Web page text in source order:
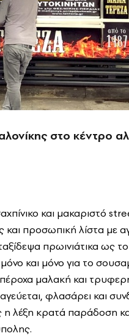
στο κέντρο
και μακαριστό
προσωπική λίστα με
πρωινιάτικα ως
και μόνο για το
μαλακή και
φλασάρει και
λέξη κρατά παράδοση